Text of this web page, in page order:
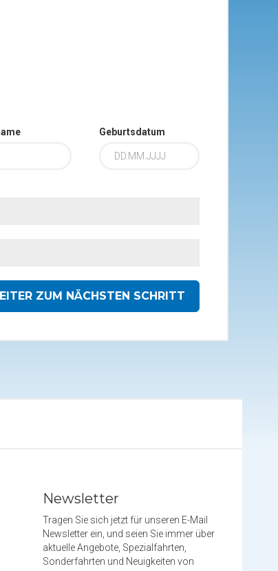
Geburtsdatum
ZUM NÄCHSTEN SCHRITT
Newsletter
Tragen Sie sich jetzt für unseren E-Mail
Newsletter ein, und seien Sie immer über
aktuelle Angebote, Spezialfahrten,
Sonderfahrten und Neuigkeiten von